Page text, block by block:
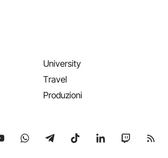
University
Travel
Produzioni
su X su YouTube
Seguici su WhatsApp
Seguici su Telegram
Seguici su TikTok
Seguici su
Seguici